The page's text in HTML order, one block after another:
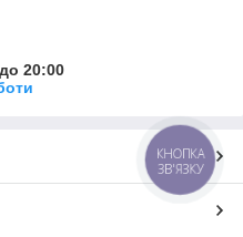
20:00
КНОПКА
ЗВ'ЯЗКУ